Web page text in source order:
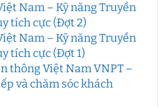
Nam – Kỹ năng Truyền
tích cực (Đợt 2)
Nam – Kỹ năng Truyền
tích cực (Đợt 1)
thông Việt Nam VNPT –
và chăm sóc khách